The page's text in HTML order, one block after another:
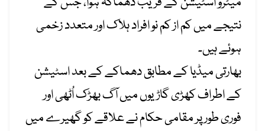
نتیجے میں کم از کم نو افراد ہلاک اور متعدد زخمی
ہوئے ہیں۔
بھارتی میڈیا کے مطابق دھماکے کے بعد اسٹیشن
کے اطراف کھڑی گاڑیوں میں آگ بھڑک اُٹھی اور
فوری طور پر مقامی حکام نے علاقے کو گھیرے میں